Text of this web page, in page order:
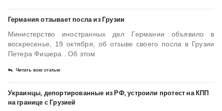
Германия отзывает посла из Грузии
Министерство иностранных дел Германии объявило в
воскресенье, 19 октября, об отзыве своего посла в Грузии
Петера Фишера . Об этом
Читать всю статью
Украинцы, депортированные из РФ, устроили протест на КПП
на границе с Грузией